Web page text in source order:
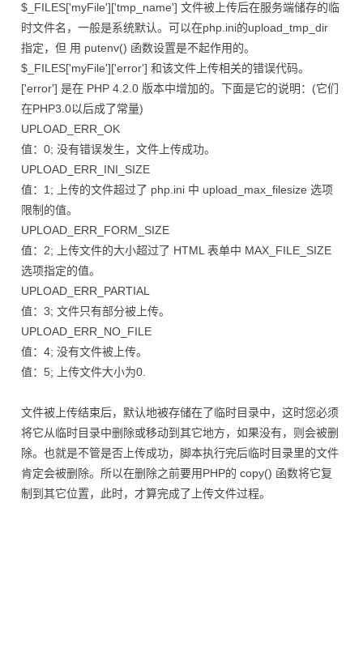
$_FILES['myFile']['tmp_name'] 文件被上传后在服务端储存的临
时文件名，一般是系统默认。可以在php.ini的upload_tmp_dir
指定，但 用 putenv() 函数设置是不起作用的。
$_FILES['myFile']['error'] 和该文件上传相关的错误代码。
['error'] 是在 PHP 4.2.0 版本中增加的。下面是它的说明：(它们
在PHP3.0以后成了常量)
UPLOAD_ERR_OK
值：0; 没有错误发生，文件上传成功。
UPLOAD_ERR_INI_SIZE
值：1; 上传的文件超过了 php.ini 中 upload_max_filesize 选项
限制的值。
UPLOAD_ERR_FORM_SIZE
值：2; 上传文件的大小超过了 HTML 表单中 MAX_FILE_SIZE
选项指定的值。
UPLOAD_ERR_PARTIAL
值：3; 文件只有部分被上传。
UPLOAD_ERR_NO_FILE
值：4; 没有文件被上传。
值：5; 上传文件大小为0.
文件被上传结束后，默认地被存储在了临时目录中，这时您必须
将它从临时目录中删除或移动到其它地方，如果没有，则会被删
除。也就是不管是否上传成功，脚本执行完后临时目录里的文件
肯定会被删除。所以在删除之前要用PHP的 copy() 函数将它复
制到其它位置，此时，才算完成了上传文件过程。